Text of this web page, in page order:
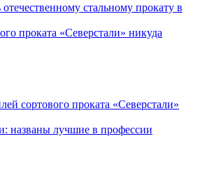
стальному прокату в
проката «Северстали» никуда
сортового проката «Северстали»
названы лучшие в профессии